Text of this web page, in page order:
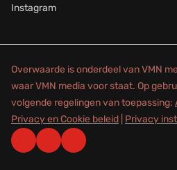
Instagram
Overwaarde is onderdeel van VMN
waar VMN media voor staat. Op
volgende regelingen van toepassing:
Privacy en Cookie beleid Privacy